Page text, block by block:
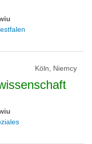
Köln, Niemcy